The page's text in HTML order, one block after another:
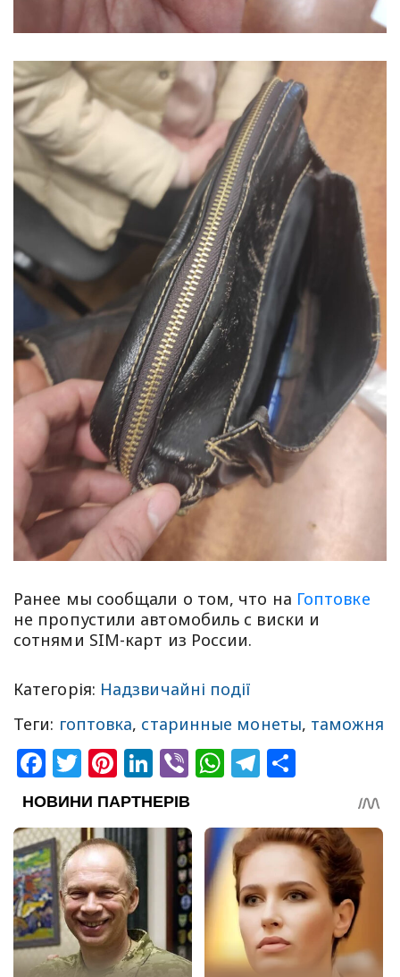
Ранее мы сообщали о том, что на Гоптовке
не пропустили автомобиль с виски и
сотнями SIM-карт из России.
Категорія: Надзвичайні події
Теги: гоптовка, старинные монеты, таможня
Facebook
Twitter
Pinterest
LinkedIn
ViberWhatsApp
Telegram